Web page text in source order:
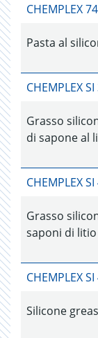
CHEMPLEX
Pasta al
CHEMPLEX
Grasso
di sapone al
CHEMPLEX
Grasso
saponi di litio
CHEMPLEX
Silicone